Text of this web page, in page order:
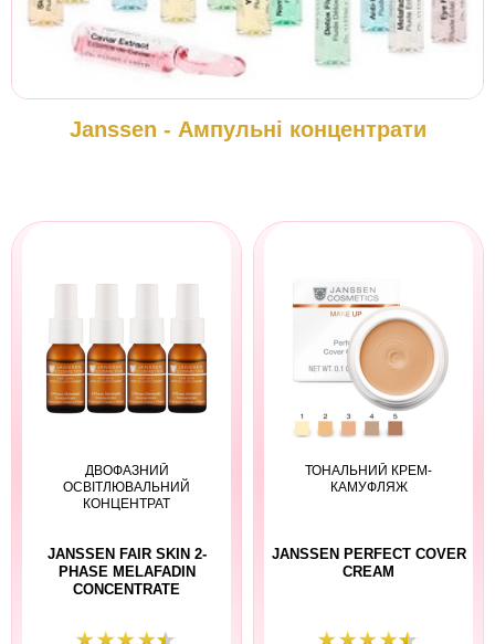
Janssen - Ампульні концентрати
ДВОФАЗНИЙ
ОСВІТЛЮВАЛЬНИЙ
КОНЦЕНТРАТ
JANSSEN FAIR SKIN 2-
PHASE MELAFADIN
CONCENTRATE
ТОНАЛЬНИЙ КРЕМ-
КАМУФЛЯЖ
JANSSEN PERFECT COVER
CREAM